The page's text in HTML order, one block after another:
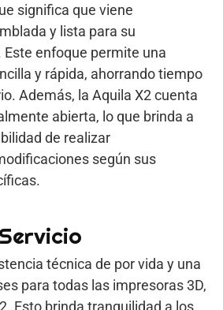
significa que viene
y lista para su
enfoque permite una
y rápida, ahorrando tiempo
Además, la Aquila X2 cuenta
abierta, lo que brinda a
de realizar
según sus
técnica de por vida y una
para todas las impresoras 3D,
Esto brinda tranquilidad a los